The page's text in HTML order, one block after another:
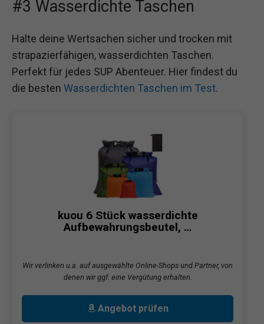
#3 Wasserdichte Taschen
Halte deine Wertsachen sicher und trocken mit
strapazierfähigen, wasserdichten Taschen.
Perfekt für jedes SUP Abenteuer. Hier findest du
die besten Wasserdichten Taschen im Test.
kuou 6 Stück wasserdichte
Aufbewahrungsbeutel, …
Wir verlinken u.a. auf ausgewählte Online-Shops und Partner, von
denen wir ggf. eine Vergütung erhalten.
Angebot prüfen